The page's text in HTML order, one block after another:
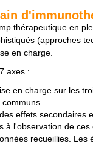
thérapeutique en
(approches
en charge.
axes :
en charge sur les
effets secondaires
à l'observation de
recueillies. Les